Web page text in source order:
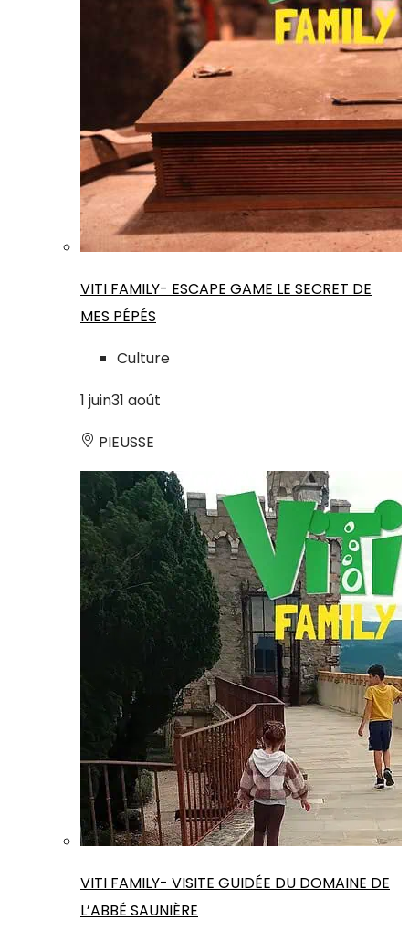
VITI FAMILY- ESCAPE GAME LE SECRET DE
MES PÉPÉS
Culture
1 juin31 août
PIEUSSE
VITI FAMILY- VISITE GUIDÉE DU DOMAINE DE
L’ABBÉ SAUNIÈRE